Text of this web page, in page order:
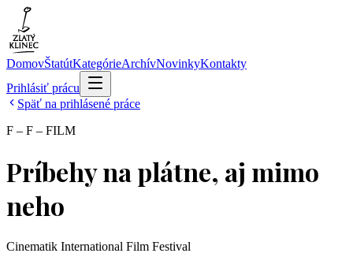
DomovŠtatútKategórieArchívNovinkyKontakty
Prihlásiť prácu
Späť na prihlásené práce
F – F – FILM
Príbehy na plátne, aj mimo
neho
Cinematik International Film Festival